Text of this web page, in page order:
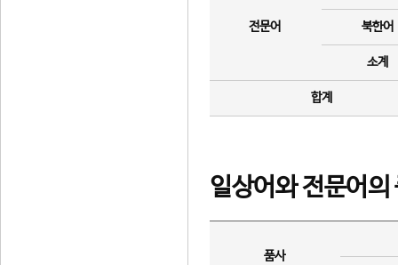
전문어 북한어
소계
합계
일상어와 전문어의
품사